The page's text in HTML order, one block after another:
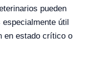
pueden
útil
en estado crítico o